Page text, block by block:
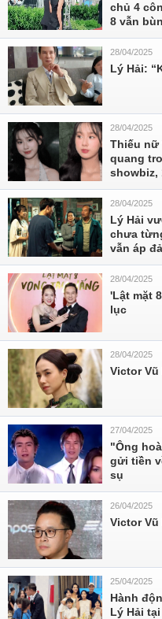
chủ 4
8 vẫn
28/04/2025
Lý Hải:
28/04/2025
Thiếu nữ
quang
showbiz,
28/04/2025
Lý Hải
chưa
vẫn áp
28/04/2025
'Lật mặt
lục
28/04/2025
Victor Vũ
27/04/2025
"Ông
gửi tiền
sụ
26/04/2025
Victor
25/04/2025
Hành
Lý Hải